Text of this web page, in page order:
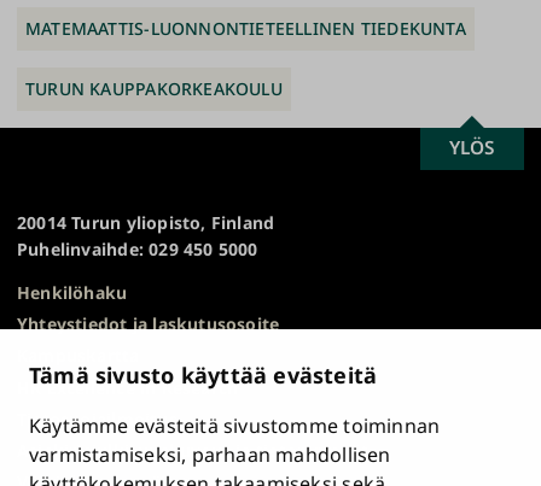
Tämä sivusto käyttää evästeitä
Käytämme evästeitä sivustomme toiminnan
varmistamiseksi, parhaan mahdollisen
MATEMAATTIS-LUONNONTIETEELLINEN TIEDEKUNTA
TURUN KAUPPAKORKEAKOULU
20014 Turun yliopisto, Finland
Puhelinvaihde: 029 450 5000
Henkilöhaku
Yhteystiedot ja laskutusosoite
HR Excellence in Research
Tietosuojailmoitus
Asiakirjajulkisuuskuvaus ja tietopyynnöt
SCROLL
TO
YLÖS